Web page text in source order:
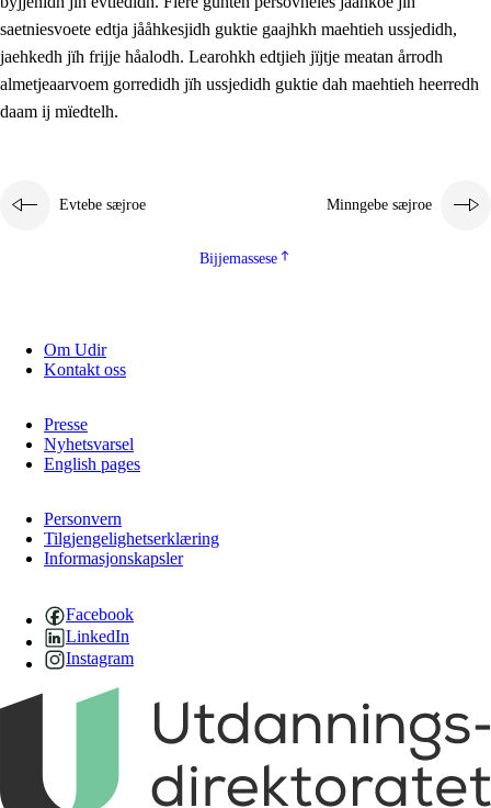
saetniesvoete edtja jååhkesjidh guktie gaajhkh maehtieh ussjedidh,
jaehkedh jïh frijje håalodh. Learohkh edtjieh jïjtje meatan årrodh
almetjeaarvoem gorredidh jïh ussjedidh guktie dah maehtieh heerredh
daam ij mïedtelh.
Evtebe sæjroe Minngebe sæjroe
Bijjemassese
Om Udir
Kontakt oss
Presse
Nyhetsvarsel
English pages
Personvern
Tilgjengelighetserklæring
Informasjonskapsler
Facebook
LinkedIn
Instagram